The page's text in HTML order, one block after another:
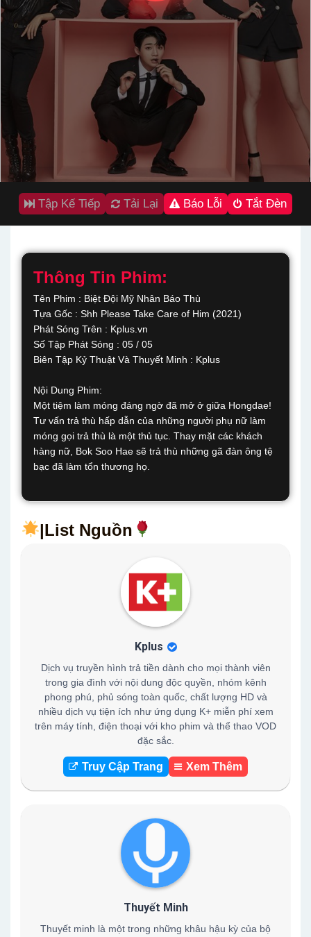
Tập Kế Tiếp Tải Lại Báo Lỗi Tắt Đèn
Thông Tin Phim:
Tên Phim : Biệt Đội Mỹ Nhân Báo Thù
Tựa Gốc : Shh Please Take Care of Him (2021)
Phát Sóng Trên : Kplus.vn
Số Tập Phát Sóng : 05 / 05
Biên Tập Kỷ Thuật Và Thuyết Minh : Kplus
Nội Dung Phim:
Một tiệm làm móng đáng ngờ đã mở ở giữa Hongdae!
Tư vấn trả thù hấp dẫn của những người phụ nữ làm
móng gọi trả thù là một thủ tục. Thay mặt các khách
hàng nữ, Bok Soo Hae sẽ trả thù những gã đàn ông tệ
bạc đã làm tổn thương họ.
|List Nguồn
Kplus
Dịch vụ truyền hình trả tiền dành cho mọi thành viên
trong gia đình với nội dung độc quyền, nhóm kênh
phong phú, phủ sóng toàn quốc, chất lượng HD và
nhiều dịch vụ tiện ích như ứng dụng K+ miễn phí xem
trên máy tính, điện thoại với kho phim và thể thao VOD
đặc sắc.
Truy Cập Trang Xem Thêm
Thuyết Minh
Thuyết minh là một trong những khâu hậu kỳ của bộ